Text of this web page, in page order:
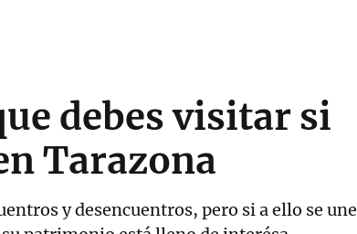
debes visitar si
Tarazona
y desencuentros, pero si a ello se une